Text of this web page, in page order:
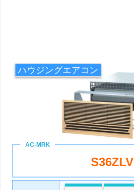
ハウジングエアコン
S36ZLV